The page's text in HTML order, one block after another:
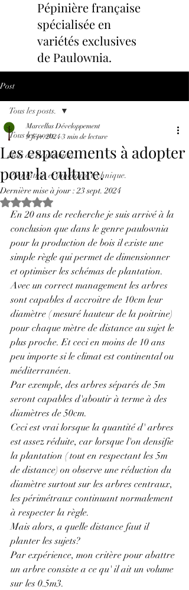
Pépinière française
spécialisée en
variétés exclusives
de Paulownia.
Post
Tous les posts.
Bois de Paulownia.
Plantation et itinéraire technique.
Tous les posts.
Les espacements à adopter
pour la culture.
Marcellus Développement
9 févr. 2024 3 min de lecture
Dernière mise à jour :23 sept. 2024
Noté NaN étoiles sur 5.
En 20 ans de recherche je suis arrivé à la
conclusion que dans le genre paulownia
pour la production de bois il existe une
simple règle qui permet de dimensionner
et optimiser les schémas de plantation.
Avec un correct management les arbres
sont capables d accroitre de 10cm leur
diamètre ( mesuré hauteur de la poitrine)
pour chaque mètre de distance au sujet le
plus proche. Et ceci en moins de 10 ans
peu importe si le climat est continental ou
méditerranéen.
Par exemple, des arbres séparés de 5m
seront capables d'aboutir à terme à des
diamètres de 50cm.
Ceci est vrai lorsque la quantité d' arbres
est assez réduite, car lorsque l'on densifie
la plantation ( tout en respectant les 5m
de distance) on observe une réduction du
diamètre surtout sur les arbres centraux,
les périmétraux continuant normalement
à respecter la règle.
Mais alors, a quelle distance faut il
planter les sujets?
Par expérience, mon critère pour abattre
un arbre consiste a ce qu' il ait un volume
sur les 0.5m3.